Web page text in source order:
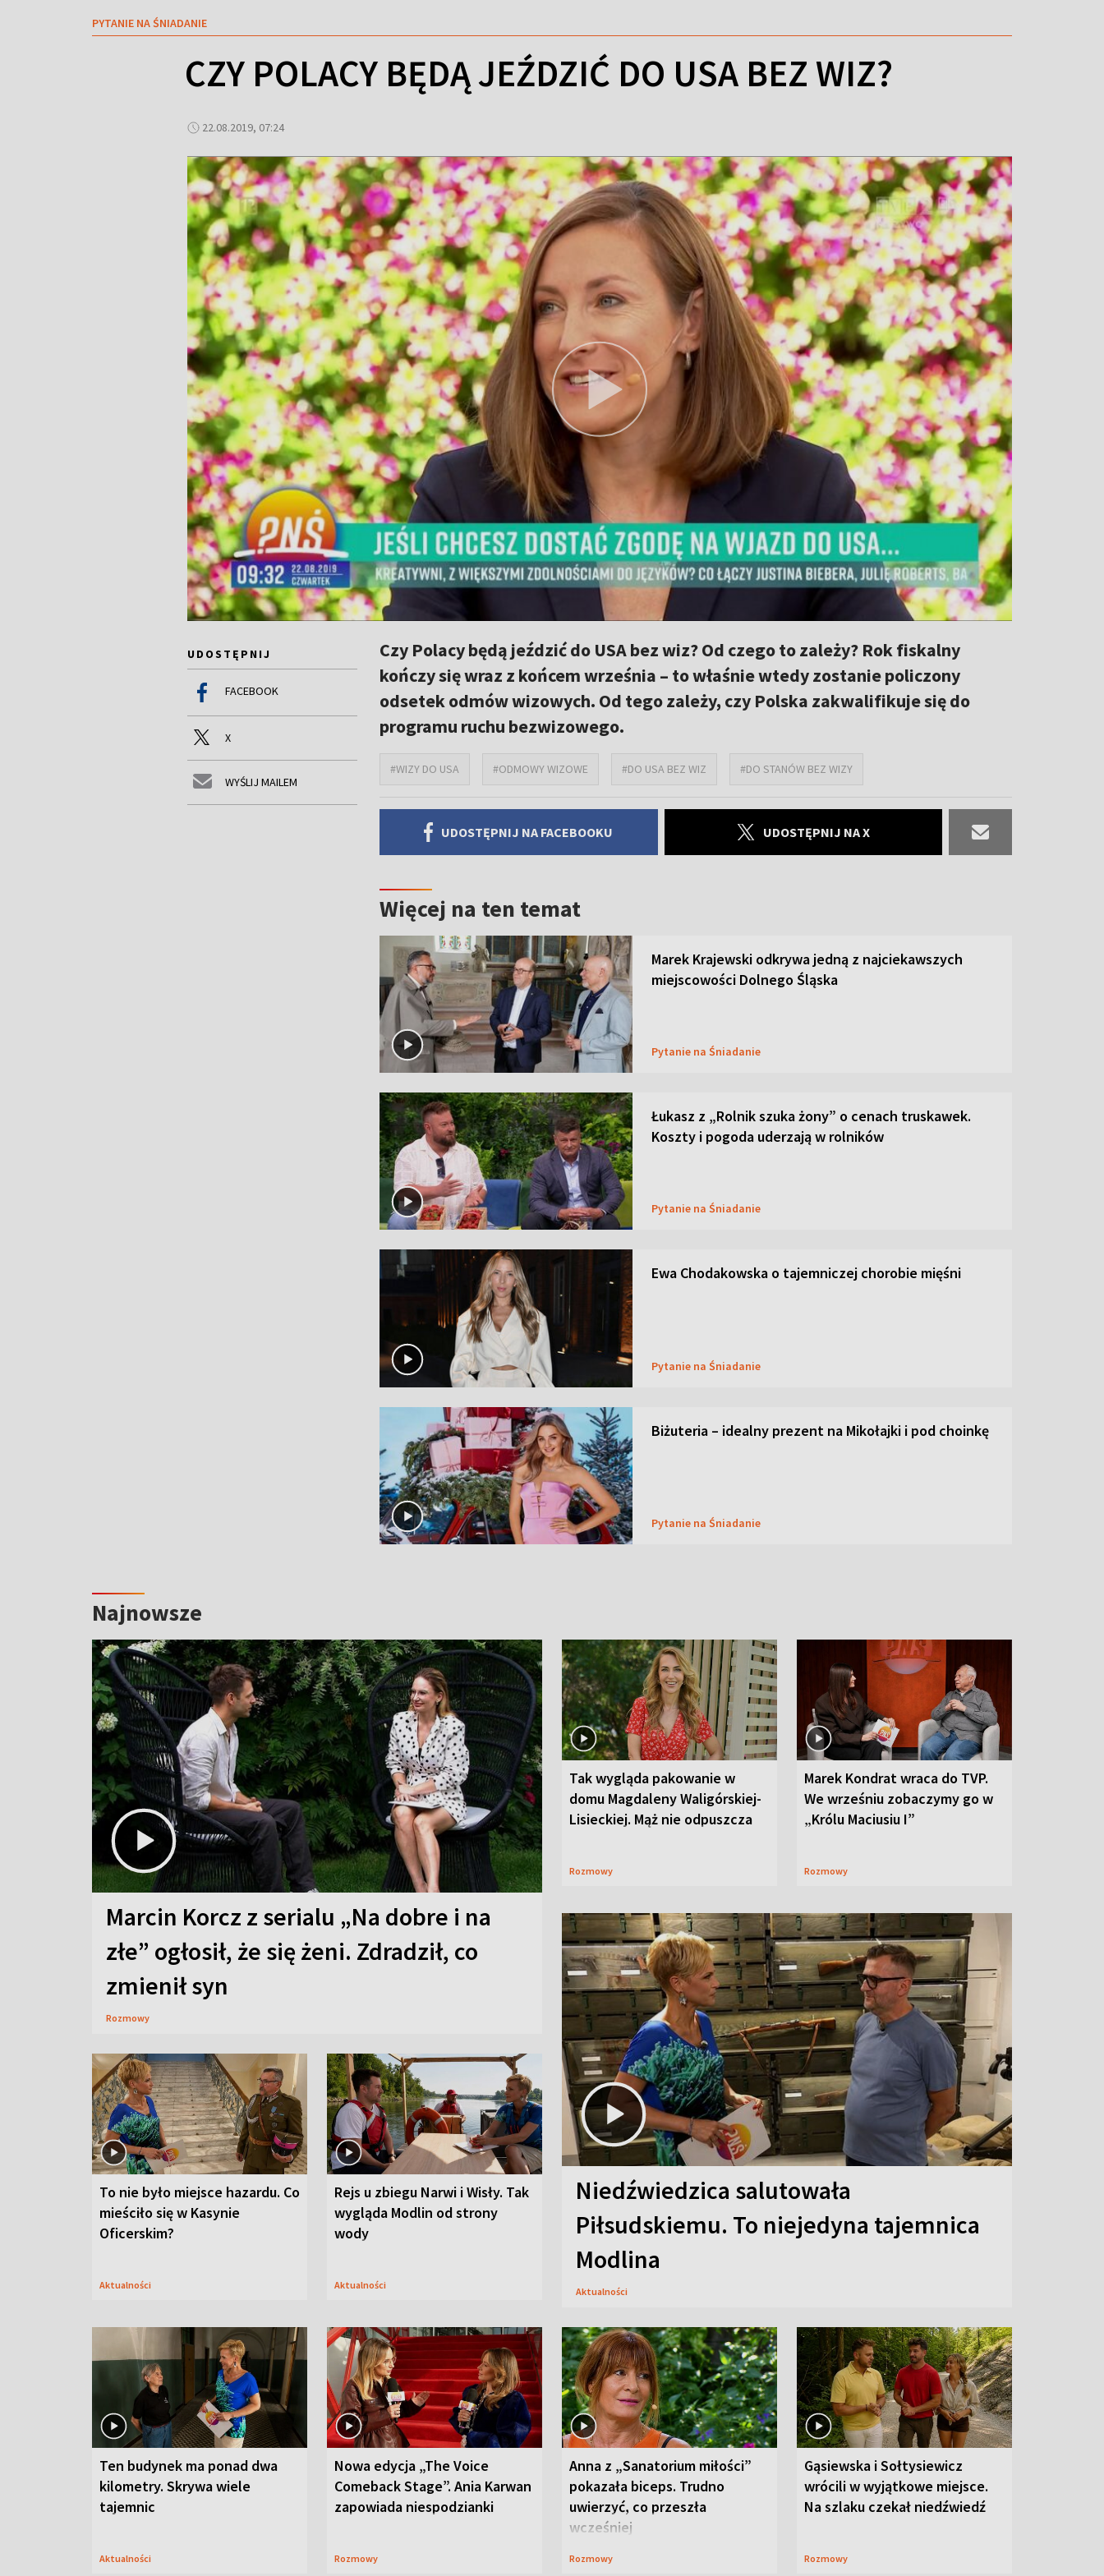
PYTANIE NA ŚNIADANIE
CZY POLACY BĘDĄ JEŹDZIĆ DO USA BEZ WIZ?
22.08.2019, 07:24
UDOSTĘPNIJ
FACEBOOK
X
WYŚLIJ MAILEM
Czy Polacy będą jeździć do USA bez wiz? Od czego to zależy? Rok fiskalny
kończy się wraz z końcem września – to właśnie wtedy zostanie policzony
odsetek odmów wizowych. Od tego zależy, czy Polska zakwalifikuje się do
programu ruchu bezwizowego.
#WIZY DO USA #ODMOWY WIZOWE #DO USA BEZ WIZ #DO STANÓW BEZ WIZY
UDOSTĘPNIJ NA FACEBOOKU UDOSTĘPNIJ NA X
Więcej na ten temat
Marek Krajewski odkrywa jedną z najciekawszych
miejscowości Dolnego Śląska
Pytanie na Śniadanie
Łukasz z „Rolnik szuka żony” o cenach truskawek.
Koszty i pogoda uderzają w rolników
Pytanie na Śniadanie
Ewa Chodakowska o tajemniczej chorobie mięśni
Pytanie na Śniadanie
Biżuteria – idealny prezent na Mikołajki i pod choinkę
Pytanie na Śniadanie
Najnowsze
Marcin Korcz z serialu „Na dobre i na
złe” ogłosił, że się żeni. Zdradził, co
zmienił syn
Rozmowy
Tak wygląda pakowanie w
domu Magdaleny Waligórskiej-
Lisieckiej. Mąż nie odpuszcza
Rozmowy
Marek Kondrat wraca do TVP.
We wrześniu zobaczymy go w
„Królu Maciusiu I”
Rozmowy
To nie było miejsce hazardu. Co
mieściło się w Kasynie
Oficerskim?
Aktualności
Rejs u zbiegu Narwi i Wisły. Tak
wygląda Modlin od strony
wody
Aktualności
Niedźwiedzica salutowała
Piłsudskiemu. To niejedyna tajemnica
Modlina
Aktualności
Ten budynek ma ponad dwa
kilometry. Skrywa wiele
tajemnic
Aktualności
Nowa edycja „The Voice
Comeback Stage”. Ania Karwan
zapowiada niespodzianki
Rozmowy
Anna z „Sanatorium miłości”
pokazała biceps. Trudno
uwierzyć, co przeszła
wcześniej
Rozmowy
Gąsiewska i Sołtysiewicz
wrócili w wyjątkowe miejsce.
Na szlaku czekał niedźwiedź
Rozmowy